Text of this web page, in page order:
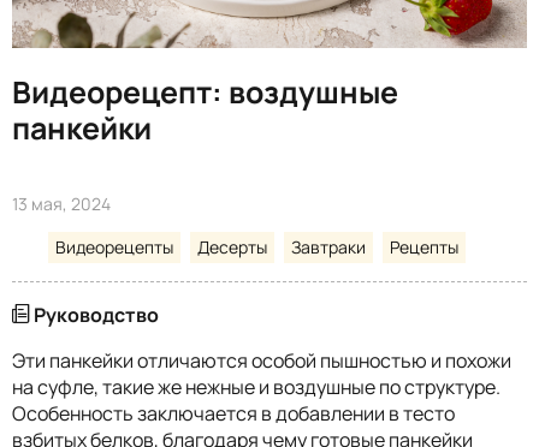
Видеорецепт: воздушные
панкейки
13 мая, 2024
Видеорецепты
Десерты Завтраки Рецепты
Руководство
Эти панкейки отличаются особой пышностью и похожи
на суфле, такие же нежные и воздушные по структуре.
Особенность заключается в добавлении в тесто
взбитых белков, благодаря чему готовые панкейки